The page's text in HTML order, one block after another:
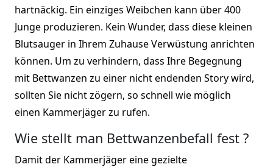
hartnäckig. Ein einziges Weibchen kann über 400
Junge produzieren. Kein Wunder, dass diese kleinen
Blutsauger in Ihrem Zuhause Verwüstung anrichten
können. Um zu verhindern, dass Ihre Begegnung
mit Bettwanzen zu einer nicht endenden Story wird,
sollten Sie nicht zögern, so schnell wie möglich
einen Kammerjäger zu rufen.
Wie stellt man Bettwanzenbefall fest ?
Damit der Kammerjäger eine gezielte